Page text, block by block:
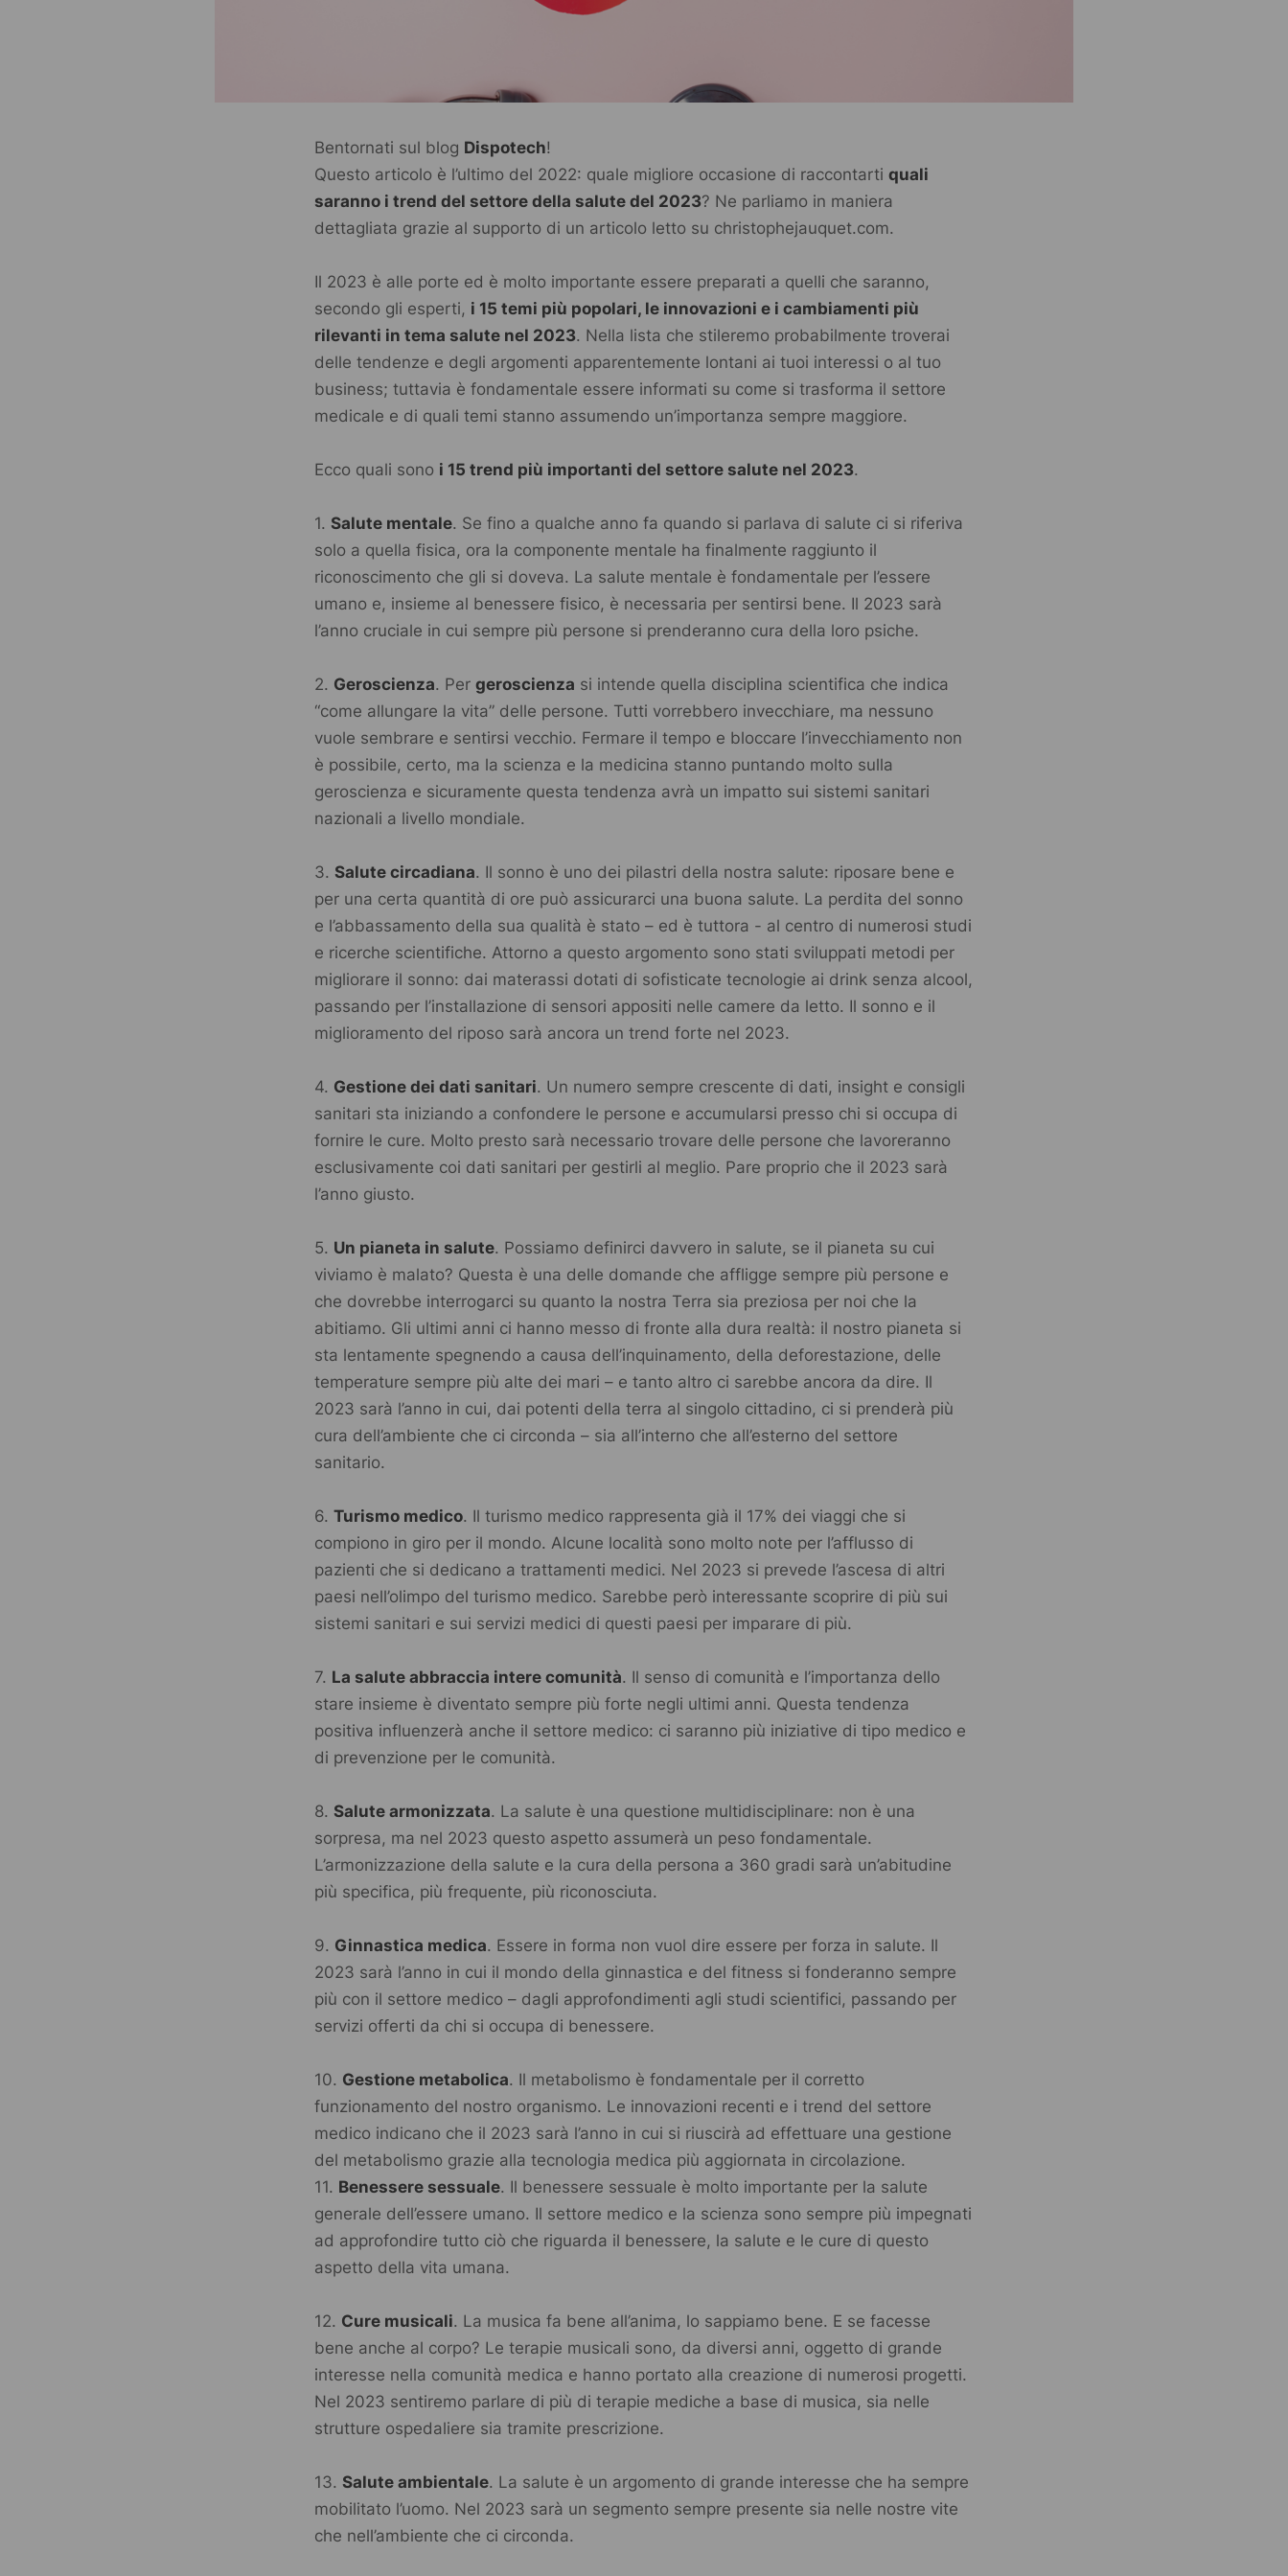
Bentornati sul blog Dispotech!
Questo articolo è l’ultimo del 2022: quale migliore occasione di raccontartiquali
saranno i trend del settore della salute del 2023? Ne parliamo in maniera
dettagliata grazie al supporto di un articolo letto su christophejauquet.com.
Il 2023 è alle porte ed è molto importante essere preparati a quelli che saranno,
secondo gli esperti, i 15 temi più popolari, le innovazioni e i cambiamenti più
rilevanti in tema salute nel 2023. Nella lista che stileremo probabilmente troverai
delle tendenze e degli argomenti apparentemente lontani ai tuoi interessi o al tuo
business; tuttavia è fondamentale essere informati su come si trasforma il settore
medicale e di quali temi stanno assumendo un’importanza sempre maggiore.
Ecco quali sono i 15 trend più importanti del settore salute nel 2023.
1.Salute mentale. Se fino a qualche anno fa quando si parlava di salute ci si riferiva
solo a quella fisica, ora la componente mentale ha finalmente raggiunto il
riconoscimento che gli si doveva. La salute mentale è fondamentale per l’essere
umano e, insieme al benessere fisico, è necessaria per sentirsi bene. Il 2023 sarà
l’anno cruciale in cui sempre più persone si prenderanno cura della loro psiche.
2. Geroscienza. Pergeroscienza si intende quella disciplina scientifica che indica
“come allungare la vita” delle persone. Tutti vorrebbero invecchiare, ma nessuno
vuole sembrare e sentirsi vecchio. Fermare il tempo e bloccare l’invecchiamento non
è possibile, certo, ma la scienza e la medicina stanno puntando molto sulla
geroscienza e sicuramente questa tendenza avrà un impatto sui sistemi sanitari
nazionali a livello mondiale.
3.Salute circadiana. Il sonno è uno dei pilastri della nostra salute: riposare bene e
per una certa quantità di ore può assicurarci una buona salute. La perdita del sonno
e l’abbassamento della sua qualità è stato – ed è tuttora - al centro di numerosi studi
e ricerche scientifiche. Attorno a questo argomento sono stati sviluppati metodi per
migliorare il sonno: dai materassi dotati di sofisticate tecnologie ai drink senza alcool,
passando per l’installazione di sensori appositi nelle camere da letto. Il sonno e il
miglioramento del riposo sarà ancora un trend forte nel 2023.
4. Gestione dei dati sanitari. Un numero sempre crescente di dati, insight e consigli
sanitari sta iniziando a confondere le persone e accumularsi presso chi si occupa di
fornire le cure. Molto presto sarà necessario trovare delle persone che lavoreranno
esclusivamente coi dati sanitari per gestirli al meglio. Pare proprio che il 2023 sarà
l’anno giusto.
5. Un pianeta in salute. Possiamo definirci davvero in salute, se il pianeta su cui
viviamo è malato? Questa è una delle domande che affligge sempre più persone e
che dovrebbe interrogarci su quanto la nostra Terra sia preziosa per noi che la
abitiamo. Gli ultimi anni ci hanno messo di fronte alla dura realtà: il nostro pianeta si
sta lentamente spegnendo a causa dell’inquinamento, della deforestazione, delle
temperature sempre più alte dei mari – e tanto altro ci sarebbe ancora da dire. Il
2023 sarà l’anno in cui, dai potenti della terra al singolo cittadino, ci si prenderà più
cura dell’ambiente che ci circonda – sia all’interno che all’esterno del settore
sanitario.
6.Turismo medico. Il turismo medico rappresenta già il 17% dei viaggi che si
compiono in giro per il mondo. Alcune località sono molto note per l’afflusso di
pazienti che si dedicano a trattamenti medici. Nel 2023 si prevede l’ascesa di altri
paesi nell’olimpo del turismo medico. Sarebbe però interessante scoprire di più sui
sistemi sanitari e sui servizi medici di questi paesi per imparare di più.
7. La salute abbraccia intere comunità. Il senso di comunità e l’importanza dello
stare insieme è diventato sempre più forte negli ultimi anni. Questa tendenza
positiva influenzerà anche il settore medico: ci saranno più iniziative di tipo medico e
di prevenzione per le comunità.
8.Salute armonizzata. La salute è una questione multidisciplinare: non è una
sorpresa, ma nel 2023 questo aspetto assumerà un peso fondamentale.
L’armonizzazione della salute e la cura della persona a 360 gradi sarà un’abitudine
più specifica, più frequente, più riconosciuta.
9. Ginnastica medica. Essere in forma non vuol dire essere per forza in salute. Il
2023 sarà l’anno in cui il mondo della ginnastica e del fitness si fonderanno sempre
più con il settore medico – dagli approfondimenti agli studi scientifici, passando per
servizi offerti da chi si occupa di benessere.
10. Gestione metabolica. Il metabolismo è fondamentale per il corretto
funzionamento del nostro organismo. Le innovazioni recenti e i trend del settore
medico indicano che il 2023 sarà l’anno in cui si riuscirà ad effettuare una gestione
del metabolismo grazie alla tecnologia medica più aggiornata in circolazione.
11. Benessere sessuale. Il benessere sessuale è molto importante per la salute
generale dell’essere umano. Il settore medico e la scienza sono sempre più impegnati
ad approfondire tutto ciò che riguarda il benessere, la salute e le cure di questo
aspetto della vita umana.
12. Cure musicali. La musica fa bene all’anima, lo sappiamo bene. E se facesse
bene anche al corpo? Le terapie musicali sono, da diversi anni, oggetto di grande
interesse nella comunità medica e hanno portato alla creazione di numerosi progetti.
Nel 2023 sentiremo parlare di più di terapie mediche a base di musica, sia nelle
strutture ospedaliere sia tramite prescrizione.
13.Salute ambientale. La salute è un argomento di grande interesse che ha sempre
mobilitato l’uomo. Nel 2023 sarà un segmento sempre presente sia nelle nostre vite
che nell’ambiente che ci circonda.